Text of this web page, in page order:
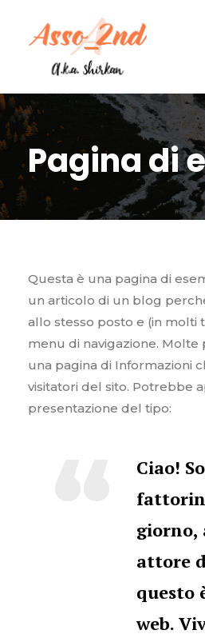
Pagina di
Questa è una pagina di
un articolo di un blog
allo stesso posto e (in molti
menu di navigazione. Molte
una pagina di Informazioni
visitatori del sito. Potrebbe
presentazione del tipo:
Ciao!
giorno,
attore
questo
web.